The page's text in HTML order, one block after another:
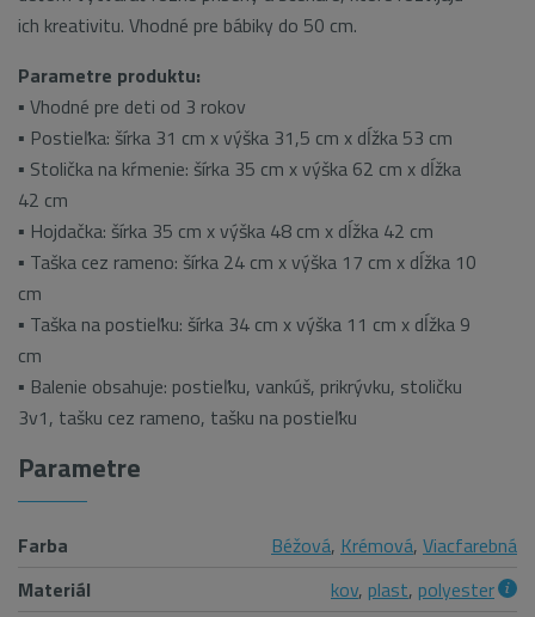
ich kreativitu. Vhodné pre bábiky do 50 cm.
Parametre produktu:
▪ Vhodné pre deti od 3 rokov
▪ Postieľka: šírka 31 cm x výška 31,5 cm x dĺžka 53 cm
▪ Stolička na kŕmenie: šírka 35 cm x výška 62 cm x dĺžka
42 cm
▪ Hojdačka: šírka 35 cm x výška 48 cm x dĺžka 42 cm
▪ Taška cez rameno: šírka 24 cm x výška 17 cm x dĺžka 10
cm
▪ Taška na postieľku: šírka 34 cm x výška 11 cm x dĺžka 9
cm
▪ Balenie obsahuje: postieľku, vankúš, prikrývku, stoličku
3v1, tašku cez rameno, tašku na postieľku
Parametre
Farba Béžová, Krémová, Viacfarebná
Materiál
kov, plast, polyester